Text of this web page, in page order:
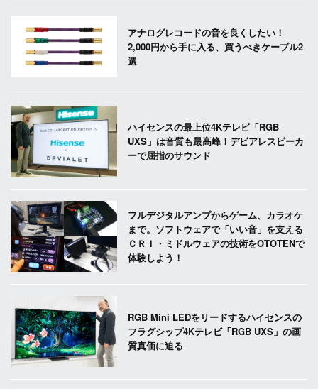
アナログレコードの音を良くしたい！
2,000円から手に入る、買うべきケーブル2
選
ハイセンスの最上位4Kテレビ「RGB
UXS」は音質も最高峰！デビアレスピーカ
ーで屈指のサウンド
フルデジタルアンプからゲーム、カラオケ
まで。ソフトウェアで「いい音」を支える
ＣＲＩ・ミドルウェアの技術をOTOTENで
体験しよう！
RGB Mini LEDをリードするハイセンスの
フラグシップ4Kテレビ「RGB UXS」の画
質真価に迫る